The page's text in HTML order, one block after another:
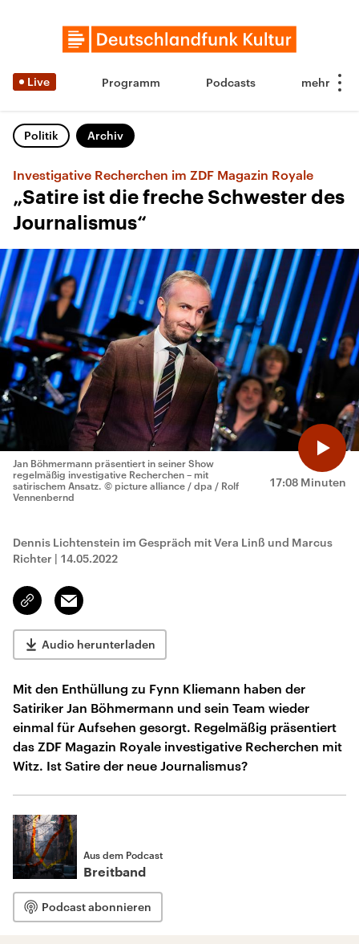
Live Programm Podcasts
Politik Archiv
Investigative Recherchen im ZDF Magazin Royale
„Satire ist die freche Schwester des
Journalismus“
17:08 Minuten
Jan Böhmermann präsentiert in seiner Show
regelmäßig investigative Recherchen – mit
satirischem Ansatz. © picture alliance / dpa / Rolf
Vennenbernd
Dennis Lichtenstein im Gespräch mit Vera Linß und Marcus
Richter | 14.05.2022
Link
kopieren/teilen
Email
Audio herunterladen
Mit den Enthüllung zu Fynn Kliemann haben der
Satiriker Jan Böhmermann und sein Team wieder
einmal für Aufsehen gesorgt. Regelmäßig präsentiert
das ZDF Magazin Royale investigative Recherchen mit
Witz. Ist Satire der neue Journalismus?
Aus dem Podcast
Breitband
Podcast abonnieren